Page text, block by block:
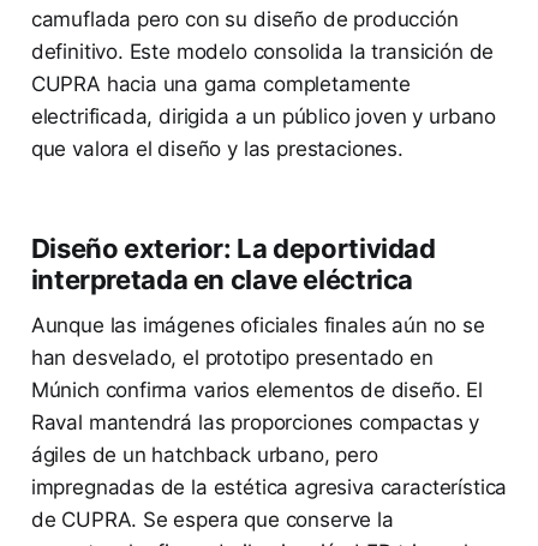
camuflada pero con su diseño de producción
definitivo. Este modelo consolida la transición de
CUPRA hacia una gama completamente
electrificada, dirigida a un público joven y urbano
que valora el diseño y las prestaciones.
Diseño exterior: La deportividad
interpretada en clave eléctrica
Aunque las imágenes oficiales finales aún no se
han desvelado, el prototipo presentado en
Múnich confirma varios elementos de diseño. El
Raval mantendrá las proporciones compactas y
ágiles de un hatchback urbano, pero
impregnadas de la estética agresiva característica
de CUPRA. Se espera que conserve la